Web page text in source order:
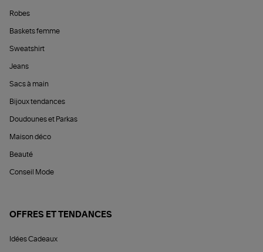
Robes
Baskets femme
Sweatshirt
Jeans
Sacs à main
Bijoux tendances
Doudounes et Parkas
Maison déco
Beauté
Conseil Mode
OFFRES ET TENDANCES
Idées Cadeaux